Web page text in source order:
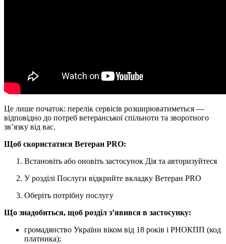
Це лише початок: перелік сервісів розширюватиметься —
відповідно до потреб ветеранської спільноти та зворотного
зв’язку від вас.
Щоб скористатися Ветеран PRO:
Встановіть або оновіть застосунок Дія та авторизуйтеся
У розділі Послуги відкрийте вкладку Ветеран PRO
Оберіть потрібну послугу
Що знадобиться, щоб розділ з’явився в застосунку:
громадянство України віком від 18 років і РНОКПП (код
платника);